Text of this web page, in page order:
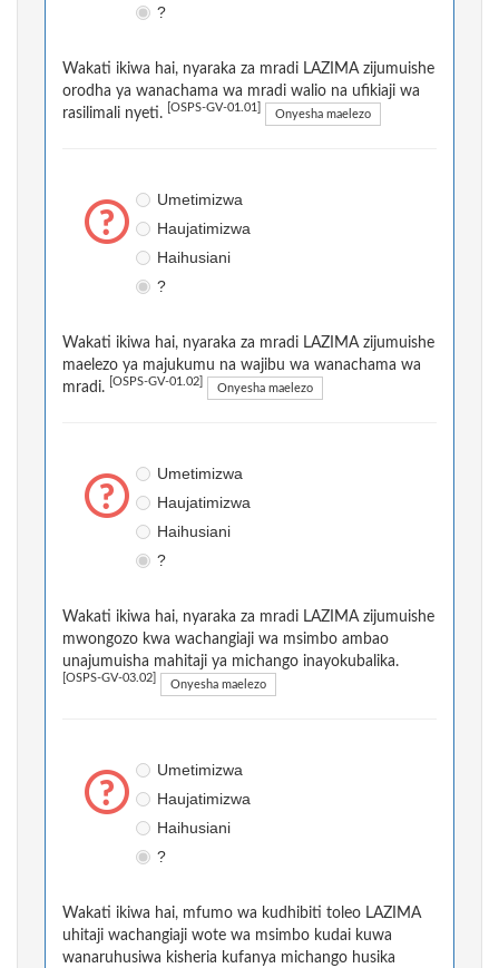
?
Wakati ikiwa hai, nyaraka za mradi LAZIMA zijumuishe
orodha ya wanachama wa mradi walio na ufikiaji wa
rasilimali nyeti.
[OSPS-GV-01.01] Onyesha maelezo
Umetimizwa
Haujatimizwa
Haihusiani
?
Wakati ikiwa hai, nyaraka za mradi LAZIMA zijumuishe
maelezo ya majukumu na wajibu wa wanachama wa
mradi.
[OSPS-GV-01.02] Onyesha maelezo
Umetimizwa
Haujatimizwa
Haihusiani
?
Wakati ikiwa hai, nyaraka za mradi LAZIMA zijumuishe
mwongozo kwa wachangiaji wa msimbo ambao
unajumuisha mahitaji ya michango inayokubalika.
[OSPS-GV-03.02] Onyesha maelezo
Umetimizwa
Haujatimizwa
Haihusiani
?
Wakati ikiwa hai, mfumo wa kudhibiti toleo LAZIMA
uhitaji wachangiaji wote wa msimbo kudai kuwa
wanaruhusiwa kisheria kufanya michango husika